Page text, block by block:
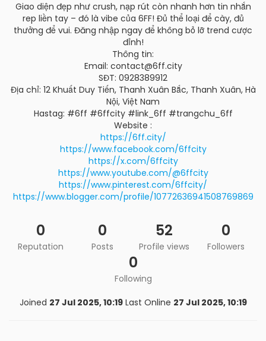
Giao diện đẹp như crush, nạp rút còn nhanh hơn tin nhắn
rep liền tay – đó là vibe của 6FF! Đủ thể loại để cày, đủ
thưởng để vui. Đăng nhập ngay để không bỏ lỡ trend cược
đỉnh!
Thông tin:
Email: contact@6ff.city
SĐT: 0928389912
Địa chỉ: 12 Khuất Duy Tiến, Thanh Xuân Bắc, Thanh Xuân, Hà
Nội, Việt Nam
Hastag: #6ff #6ffcity #link_6ff #trangchu_6ff
Website :
https://6ff.city/
https://www.facebook.com/6ffcity
https://x.com/6ffcity
https://www.youtube.com/@6ffcity
https://www.pinterest.com/6ffcity/
https://www.blogger.com/profile/10772636941508769869
0
Reputation
0
Posts
52
Profile views
0
Followers
0
Following
Joined 27 Jul 2025, 10:19 Last Online 27 Jul 2025, 10:19